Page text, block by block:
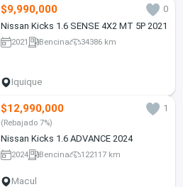
$9,990,000
0
Nissan Kicks 1.6 SENSE 4X2 MT 5P 2021
2021 Bencina 34386 km
Iquique
$12,990,000 1
(Rebajado 7%)
Nissan Kicks 1.6 ADVANCE 2024
2024 Bencina 122117 km
Macul